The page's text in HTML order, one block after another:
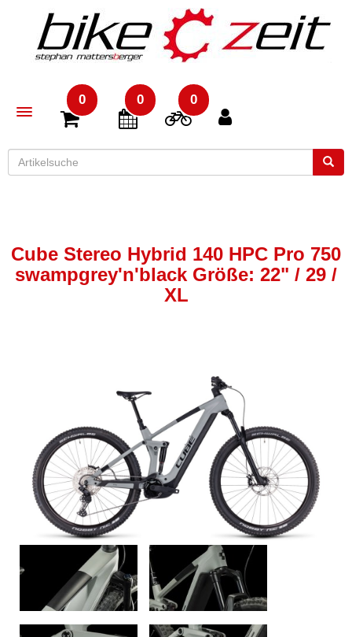
Toggle navigation
0 0 0
Cube Stereo Hybrid 140 HPC Pro 750
swampgrey'n'black Größe: 22" / 29 /
XL